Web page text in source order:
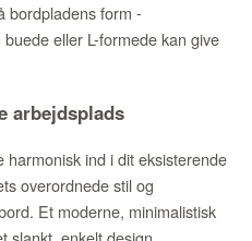
bordpladens form -
eller L-formede kan give
arbejdsplads
ind i dit eksisterende
overordnede stil og
Et moderne, minimalistisk